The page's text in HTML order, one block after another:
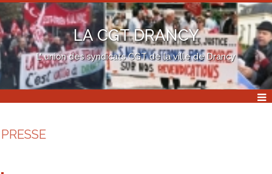
LA CGT DRANCY
L' union des syndicats CGT de la ville de Drancy
PRESSE